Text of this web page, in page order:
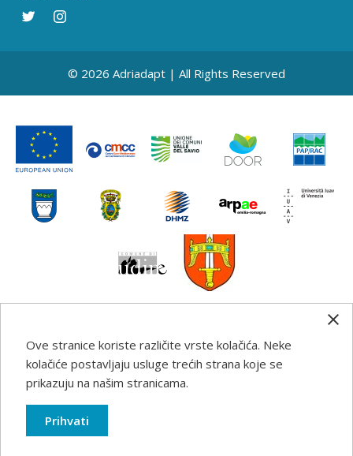
© 2026 Adriadapt | All Rights Reserved
Any information, good practice guidance and
recommendations published on this web site reflects the
author’s views; the Programme authorities are not liable
for any use that may be made of the information
Ove stranice koriste različite vrste kolačića. Neke
kolačiće postavljaju usluge trećih strana koje se
prikazuju na našim stranicama.
Prihvati